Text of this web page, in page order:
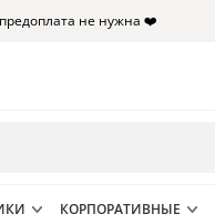
не нужна ❤️
КОРПОРАТИВНЫЕ